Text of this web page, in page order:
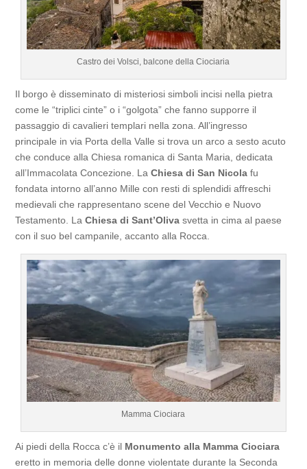
Castro dei Volsci, balcone della Ciociaria
Il borgo è disseminato di misteriosi simboli incisi nella pietra
come le “triplici cinte” o i “golgota” che fanno supporre il
passaggio di cavalieri templari nella zona. All’ingresso
principale in via Porta della Valle si trova un arco a sesto acuto
che conduce alla Chiesa romanica di Santa Maria, dedicata
all’Immacolata Concezione. LaChiesa di San Nicola fu
fondata intorno all’anno Mille con resti di splendidi affreschi
medievali che rappresentano scene del Vecchio e Nuovo
Testamento. LaChiesa di Sant’Oliva svetta in cima al paese
con il suo bel campanile, accanto alla Rocca.
Mamma Ciociara
Ai piedi della Rocca c’è il Monumento alla Mamma Ciociara
eretto in memoria delle donne violentate durante la Seconda